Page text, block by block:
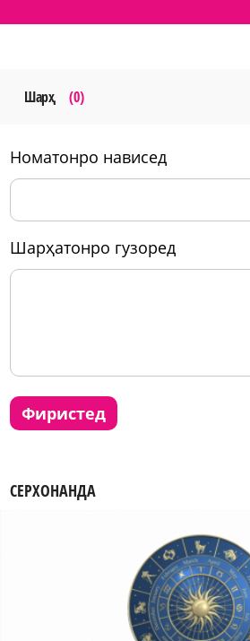
Шарҳ (0)
номатонро нависед
шарҳатонро гузоред
фиристед
СЕРХОНАНДА